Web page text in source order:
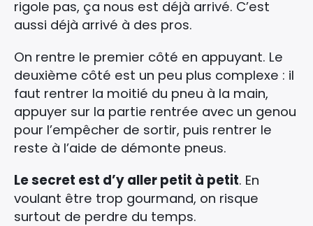
rigole pas, ça nous est déjà arrivé. C’est
aussi déjà arrivé à des pros.
On rentre le premier côté en appuyant. Le
deuxième côté est un peu plus complexe : il
faut rentrer la moitié du pneu à la main,
appuyer sur la partie rentrée avec un genou
pour l’empêcher de sortir, puis rentrer le
reste à l’aide de démonte pneus.
Le secret est d’y aller petit à petit. En
voulant être trop gourmand, on risque
surtout de perdre du temps.